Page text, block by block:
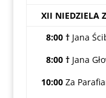
XII NIEDZIELA
8:00 † Jana
8:00 † Jana
10:00 Za